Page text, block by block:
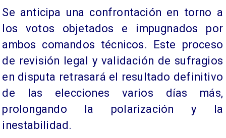
Se anticipa una confrontación en torno a
los votos objetados e impugnados por
ambos comandos técnicos. Este proceso
de revisión legal y validación de sufragios
en disputa retrasará el resultado definitivo
de las elecciones varios días más,
prolongando la polarización y la
inestabilidad.